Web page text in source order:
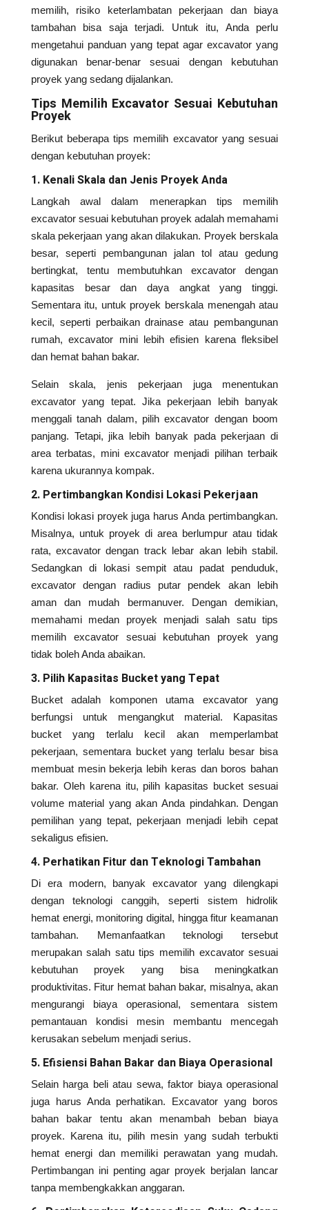
memilih, risiko keterlambatan pekerjaan dan biaya
tambahan bisa saja terjadi. Untuk itu, Anda perlu
mengetahui panduan yang tepat agar excavator yang
digunakan benar-benar sesuai dengan kebutuhan
proyek yang sedang dijalankan.
Tips Memilih Excavator Sesuai Kebutuhan
Proyek
Berikut beberapa tips memilih excavator yang sesuai
dengan kebutuhan proyek:
1. Kenali Skala dan Jenis Proyek Anda
Langkah awal dalam menerapkan tips memilih
excavator sesuai kebutuhan proyek adalah memahami
skala pekerjaan yang akan dilakukan. Proyek berskala
besar, seperti pembangunan jalan tol atau gedung
bertingkat, tentu membutuhkan excavator dengan
kapasitas besar dan daya angkat yang tinggi.
Sementara itu, untuk proyek berskala menengah atau
kecil, seperti perbaikan drainase atau pembangunan
rumah, excavator mini lebih efisien karena fleksibel
dan hemat bahan bakar.
Selain skala, jenis pekerjaan juga menentukan
excavator yang tepat. Jika pekerjaan lebih banyak
menggali tanah dalam, pilih excavator dengan boom
panjang. Tetapi, jika lebih banyak pada pekerjaan di
area terbatas, mini excavator menjadi pilihan terbaik
karena ukurannya kompak.
2. Pertimbangkan Kondisi Lokasi Pekerjaan
Kondisi lokasi proyek juga harus Anda pertimbangkan.
Misalnya, untuk proyek di area berlumpur atau tidak
rata, excavator dengan track lebar akan lebih stabil.
Sedangkan di lokasi sempit atau padat penduduk,
excavator dengan radius putar pendek akan lebih
aman dan mudah bermanuver. Dengan demikian,
memahami medan proyek menjadi salah satu tips
memilih excavator sesuai kebutuhan proyek yang
tidak boleh Anda abaikan.
3. Pilih Kapasitas Bucket yang Tepat
Bucket adalah komponen utama excavator yang
berfungsi untuk mengangkut material. Kapasitas
bucket yang terlalu kecil akan memperlambat
pekerjaan, sementara bucket yang terlalu besar bisa
membuat mesin bekerja lebih keras dan boros bahan
bakar. Oleh karena itu, pilih kapasitas bucket sesuai
volume material yang akan Anda pindahkan. Dengan
pemilihan yang tepat, pekerjaan menjadi lebih cepat
sekaligus efisien.
4. Perhatikan Fitur dan Teknologi Tambahan
Di era modern, banyak excavator yang dilengkapi
dengan teknologi canggih, seperti sistem hidrolik
hemat energi, monitoring digital, hingga fitur keamanan
tambahan. Memanfaatkan teknologi tersebut
merupakan salah satu tips memilih excavator sesuai
kebutuhan proyek yang bisa meningkatkan
produktivitas. Fitur hemat bahan bakar, misalnya, akan
mengurangi biaya operasional, sementara sistem
pemantauan kondisi mesin membantu mencegah
kerusakan sebelum menjadi serius.
5. Efisiensi Bahan Bakar dan Biaya Operasional
Selain harga beli atau sewa, faktor biaya operasional
juga harus Anda perhatikan. Excavator yang boros
bahan bakar tentu akan menambah beban biaya
proyek. Karena itu, pilih mesin yang sudah terbukti
hemat energi dan memiliki perawatan yang mudah.
Pertimbangan ini penting agar proyek berjalan lancar
tanpa membengkakkan anggaran.